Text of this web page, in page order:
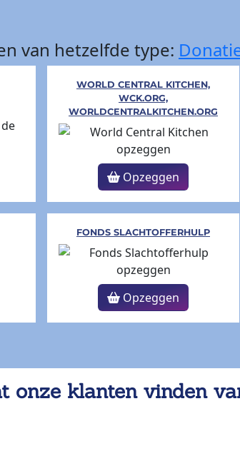
van hetzelfde type:
WORLD CENTRAL KITCHEN,
WCK.ORG,
WORLDCENTRALKITCHEN.ORG
Opzeggen
FONDS SLACHTOFFERHULP
Opzeggen
onze klanten vinden